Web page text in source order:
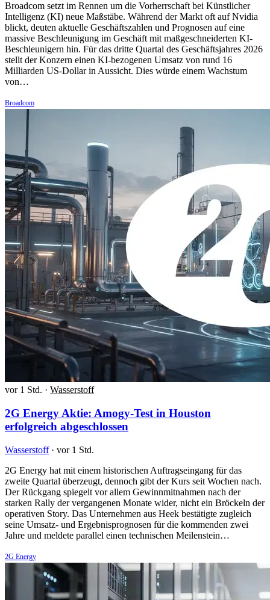
Broadcom setzt im Rennen um die Vorherrschaft bei Künstlicher
Intelligenz (KI) neue Maßstäbe. Während der Markt oft auf Nvidia
blickt, deuten aktuelle Geschäftszahlen und Prognosen auf eine
massive Beschleunigung im Geschäft mit maßgeschneiderten KI-
Beschleunigern hin. Für das dritte Quartal des Geschäftsjahres 2026
stellt der Konzern einen KI-bezogenen Umsatz von rund 16
Milliarden US-Dollar in Aussicht. Dies würde einem Wachstum
von…
Broadcom
vor 1 Std. · Wasserstoff
2G Energy Aktie: Amogy-Test in Houston
erfolgreich abgeschlossen
Wasserstoff · vor 1 Std.
2G Energy hat mit einem historischen Auftragseingang für das
zweite Quartal überzeugt, dennoch gibt der Kurs seit Wochen nach.
Der Rückgang spiegelt vor allem Gewinnmitnahmen nach der
starken Rally der vergangenen Monate wider, nicht ein Bröckeln der
operativen Story. Das Unternehmen aus Heek bestätigte zugleich
seine Umsatz- und Ergebnisprognosen für die kommenden zwei
Jahre und meldete parallel einen technischen Meilenstein…
2G Energy